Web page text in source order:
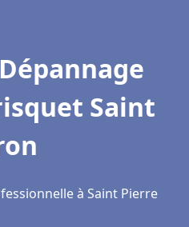
Saint
à Saint Pierre